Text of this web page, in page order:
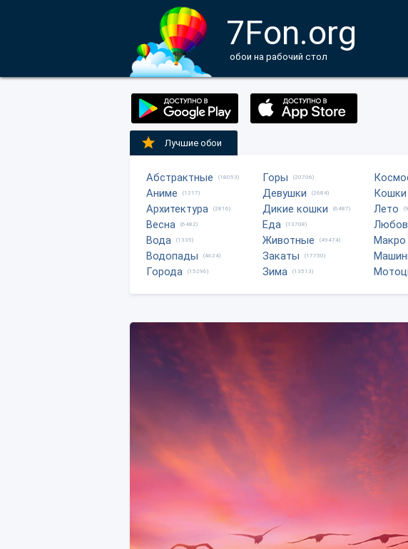
7Fon.org
обои на рабочий стол
Лучшие обои
Абстрактные (18053)
Аниме (1217)
Архитектура (2816)
Весна (6482)
Вода (1335)
Водопады (4624)
Города (15296)
Горы (20706)
Девушки (2684)
Дикие кошки (6487)
Еда (13708)
Животные (49474)
Закаты (17750)
Зима (13513)
Кошки
Лето
Макро